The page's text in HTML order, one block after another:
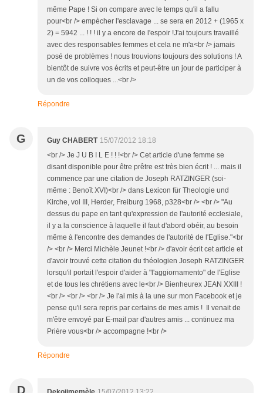
même Pape ! Si on compare avec le temps qu'il a fallu
pour<br /> empècher l'esclavage ... se sera en 2012 + (1965 x
2) = 5942 ... ! ! ! il y a encore de l'espoir !J'ai toujours travaillé
avec des responsables femmes et cela ne m'a<br /> jamais
posé de problèmes ! nous trouvions toujours des solutions ! A
bientôt de suivre vos écrits et peut-être un jour de participer à
un de vos colloques ...<br />
Répondre
G Guy CHABERT 15/07/2012 18:18
<br /> Je J U B I L E ! ! !<br /> Cet article d'une femme se
disant disponible pour être prêtre est très bien écrit ! ... mais il
commence par une citation de Joseph RATZINGER (soi-
même : Benoît XVI)<br /> dans Lexicon für Theologie und
Kirche, vol III, Herder, Freiburg 1968, p328<br /> <br /> "Au
dessus du pape en tant qu'expression de l'autorité ecclesiale,
il y a la conscience à laquelle il faut d'abord obéir, au besoin
même à l'encontre des demandes de l'autorité de l'Eglise."<br
/> <br /> Merci Michèle Jeunet !<br /> d'avoir écrit cet article et
d'avoir trouvé cette citation du théologien Joseph RATZINGER
lorsqu'il portait l'espoir d'aider à "l'aggiornamento" de l'Eglise
et de tous les chrétiens avec le<br /> Bienheurex JEAN XXIII !
<br /> <br /> <br /> Je l'ai mis à la une sur mon Facebook et je
pense qu'il sera repris par certains de mes amis ! Il venait de
m'être envoyé par E-mail par d'autres amis ... continuez ma
Prière vous<br /> accompagne !<br />
Répondre
D